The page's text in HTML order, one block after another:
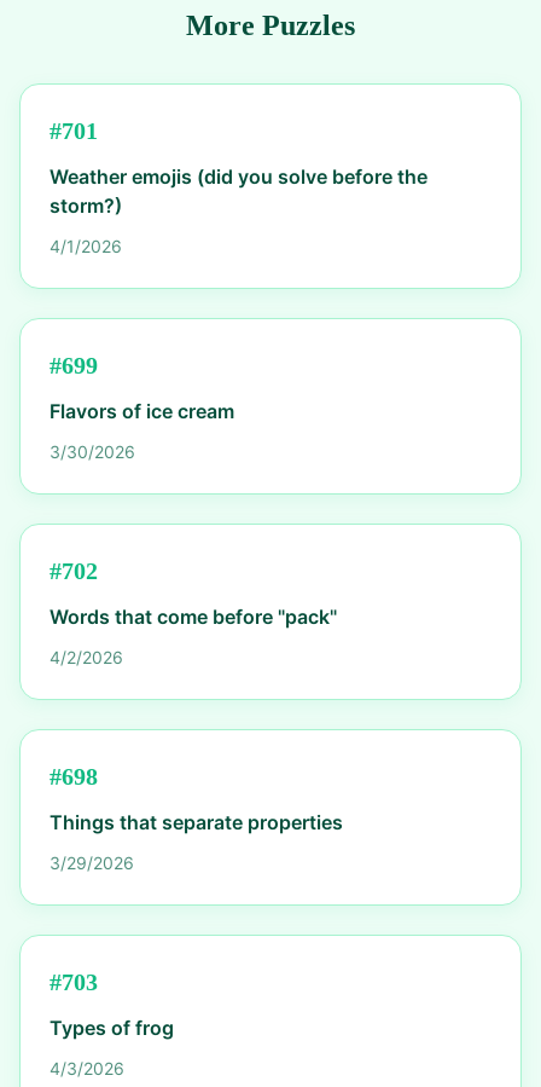
More Puzzles
#701
Weather emojis (did you solve before the
storm?)
4/1/2026
#699
Flavors of ice cream
3/30/2026
#702
Words that come before "pack"
4/2/2026
#698
Things that separate properties
3/29/2026
#703
Types of frog
4/3/2026